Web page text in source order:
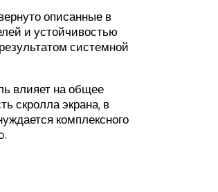
описанные в
и устойчивостью
системной
влияет на общее
скролла экрана, в
комплексного